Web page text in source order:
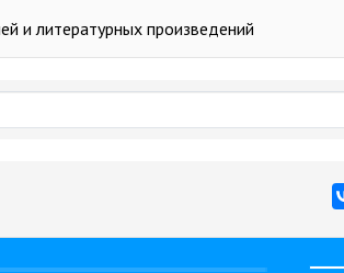
и литературных произведений